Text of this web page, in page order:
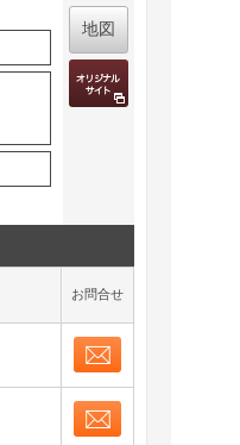
地図
お問合せ